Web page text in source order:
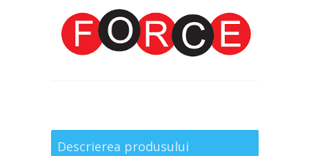
Descrierea produsului